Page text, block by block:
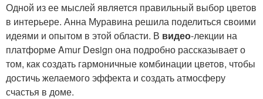
Одной из ее мыслей является правильный выбор цветов
в интерьере. Анна Муравина решила поделиться своими
идеями и опытом в этой области. В видео-лекции на
платформе Amur Design она подробно рассказывает о
том, как создать гармоничные комбинации цветов, чтобы
достичь желаемого эффекта и создать атмосферу
счастья в доме.